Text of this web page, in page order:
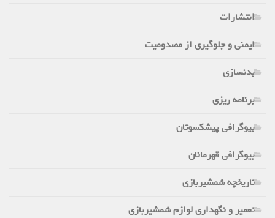
انتشارات
ایمنی و جلوگیری از مصدومیت
بدنسازی
برنامه ریزی
بیوگرافی پیشکسوتان
بیوگرافی قهرمانان
تاریخچه شمشیربازی
تعمیر و نگهداری لوازم شمشیربازی